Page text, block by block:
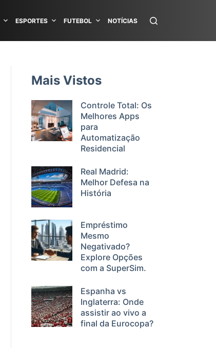
ESPORTES FUTEBOL NOTÍCIAS
Mais Vistos
Controle Total: Os
Melhores Apps
para
Automatização
Residencial
Real Madrid:
Melhor Defesa na
História
Empréstimo
Mesmo
Negativado?
Explore Opções
com a SuperSim.
Espanha vs
Inglaterra: Onde
assistir ao vivo a
final da Eurocopa?